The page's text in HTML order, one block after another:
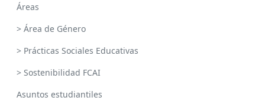
Áreas
> Área de Género
> Prácticas Sociales Educativas
> Sostenibilidad FCAI
Asuntos estudiantiles